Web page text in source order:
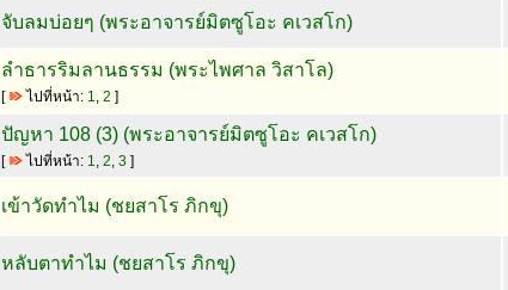
จับลมบ่อยๆ (พระอาจารย์มิตซูโอะ คเวสโก)
ลำธารริมลานธรรม (พระไพศาล วิสาโล)
[ ไปที่หน้า: 1, 2 ]
ปัญหา 108 (3) (พระอาจารย์มิตซูโอะ คเวสโก)
[ ไปที่หน้า: 1, 2, 3 ]
เข้าวัดทำไม (ชยสาโร ภิกขุ)
หลับตาทำไม (ชยสาโร ภิกขุ)